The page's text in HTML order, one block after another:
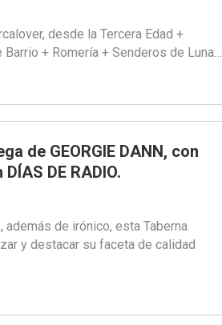
desde la Tercera Edad +
+ Romería + Senderos de Luna…
de GEORGIE DANN, con
DE RADIO.
de irónico, esta Taberna
y destacar su faceta de calidad